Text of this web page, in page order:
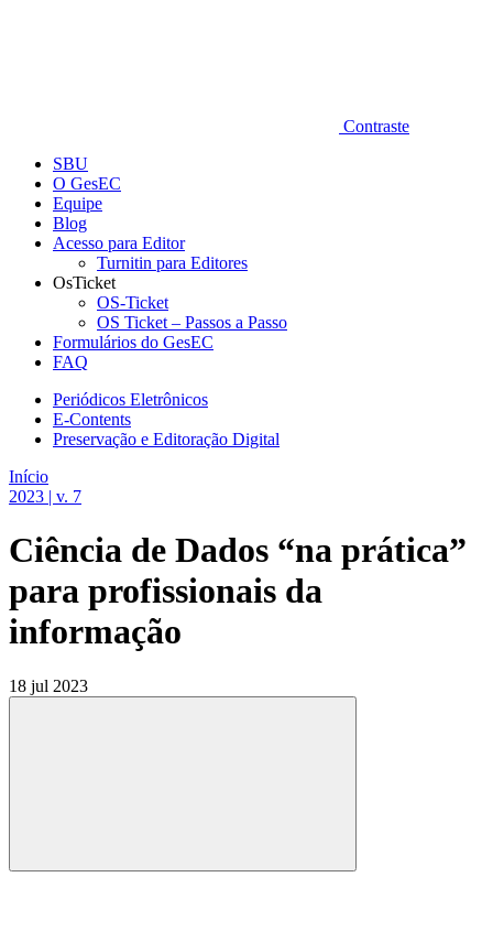
Contraste
SBU
O GesEC
Equipe
Blog
Acesso para Editor
Turnitin para Editores
OsTicket
OS-Ticket
OS Ticket – Passos a Passo
Formulários do GesEC
FAQ
Periódicos Eletrônicos
E-Contents
Preservação e Editoração Digital
Início
2023 | v. 7
Ciência de Dados “na prática”
para profissionais da
informação
18 jul 2023
Compartilhar